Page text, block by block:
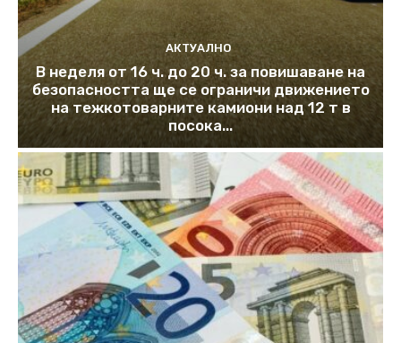
АКТУАЛНО
В неделя от 16 ч. до 20 ч. за повишаване на
безопасността ще се ограничи движението
на тежкотоварните камиони над 12 т в
посока...